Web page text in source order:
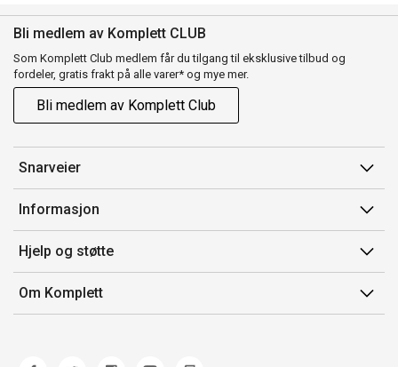
Bli medlem av Komplett CLUB
Som Komplett Club medlem får du tilgang til eksklusive tilbud og
fordeler, gratis frakt på alle varer* og mye mer.
Bli medlem av Komplett Club
Snarveier
Min side
Ordreoversikt
Flex
Komplett Club
Informasjon
Salgsbetingelser
Medlemsvilkår for Komplett Club
Merker/produsent
Hjelp og støtte
Kontakt oss
Kundeservice
Om Komplett